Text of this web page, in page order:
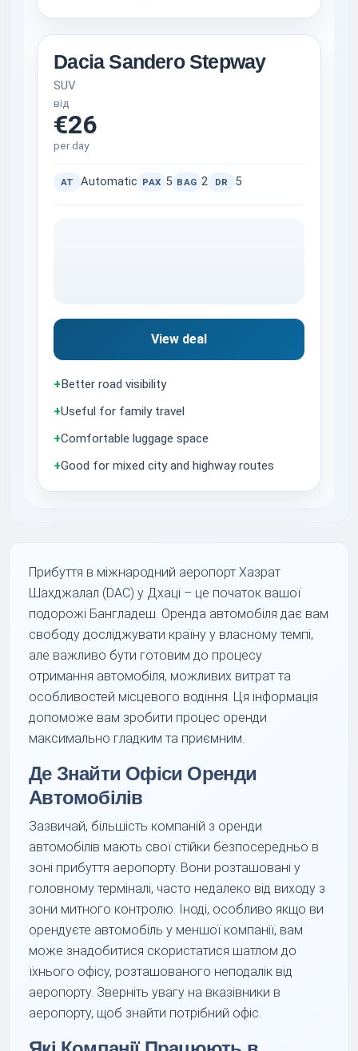
Dacia Sandero Stepway
SUV
від
€26
per day
AT Automatic PAX 5 BAG 2 DR 5
View deal
+Better road visibility
+Useful for family travel
+Comfortable luggage space
+Good for mixed city and highway routes
Прибуття в міжнародний аеропорт Хазрат
Шахджалал (DAC) у Дхаці – це початок вашої
подорожі Бангладеш. Оренда автомобіля дає вам
свободу досліджувати країну у власному темпі,
але важливо бути готовим до процесу
отримання автомобіля, можливих витрат та
особливостей місцевого водіння. Ця інформація
допоможе вам зробити процес оренди
максимально гладким та приємним.
Де Знайти Офіси Оренди
Автомобілів
Зазвичай, більшість компаній з оренди
автомобілів мають свої стійки безпосередньо в
зоні прибуття аеропорту. Вони розташовані у
головному терміналі, часто недалеко від виходу з
зони митного контролю. Іноді, особливо якщо ви
орендуєте автомобіль у меншої компанії, вам
може знадобитися скористатися шатлом до
їхнього офісу, розташованого неподалік від
аеропорту. Зверніть увагу на вказівники в
аеропорту, щоб знайти потрібний офіс.